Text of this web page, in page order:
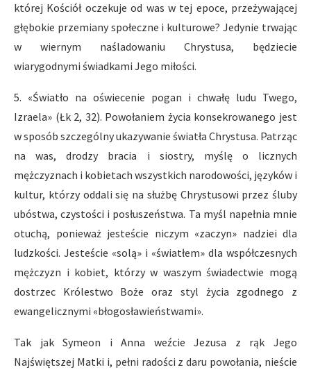
której Kościół oczekuje od was w tej epoce, przeżywającej
głębokie przemiany społeczne i kulturowe? Jedynie trwając
w wiernym naśladowaniu Chrystusa, będziecie
wiarygodnymi świadkami Jego miłości.
5. «Światło na oświecenie pogan i chwałę ludu Twego,
Izraela» (Łk 2, 32). Powołaniem życia konsekrowanego jest
w sposób szczególny ukazywanie światła Chrystusa. Patrząc
na was, drodzy bracia i siostry, myślę o licznych
mężczyznach i kobietach wszystkich narodowości, języków i
kultur, którzy oddali się na służbę Chrystusowi przez śluby
ubóstwa, czystości i posłuszeństwa. Ta myśl napełnia mnie
otuchą, ponieważ jesteście niczym «zaczyn» nadziei dla
ludzkości. Jesteście «solą» i «światłem» dla współczesnych
mężczyzn i kobiet, którzy w waszym świadectwie mogą
dostrzec Królestwo Boże oraz styl życia zgodnego z
ewangelicznymi «błogosławieństwami».
Tak jak Symeon i Anna weźcie Jezusa z rąk Jego
Najświętszej Matki i, pełni radości z daru powołania, nieście